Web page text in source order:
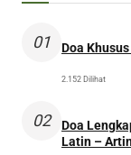
01 Doa
2.152 Dilihat
02
Doa
Latin –